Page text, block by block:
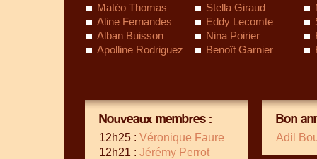
Matéo Thomas
Stella Giraud
Aline Fernandes
Eddy Lecomte
Alban Buisson
Nina Poirier
Apolline Rodriguez
Benoît Garnier
Nouveaux membres :
12h25 : Véronique Faure
12h21 : Jérémy Perrot
Bon
Adil